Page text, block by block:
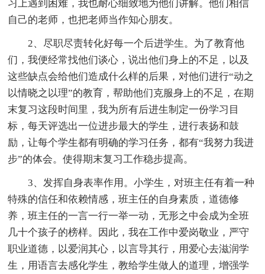
习上遇到困难，我也耐心细致地为他们讲解。他们相信
自己的老师，也把老师当作知心朋友。
2、尽职尽责转化好每一个后进学生。为了教育他
们，我便经常找他们谈心，说出他们身上的不足，以及
这些缺点会给他们造成什么样的后果，对他们进行“动之
以情晓之以理”的教育，帮助他们克服身上的不足，在期
末复习这段时间里，我为所有后进生制定一份学习目
标，每天评选出一位进步最大的学生，进行表扬和鼓
励，让每个学生都有明确的学习任务，都有“我努力我进
步”的体会。使得期末复习工作稳步提高。
3、发挥自身表率作用。小学生，对班主任有着一种
特殊的信任和依赖情感，班主任的自身素质，道德修
养，班主任的一言一行一举一动，无形之中会成为全班
几十个孩子的榜样。因此，我在工作中爱岗敬业，严守
职业道德，以爱润其心，以言导其行，用爱心去滋润学
生，用语言去感化学生，教给学生做人的道理，增强学